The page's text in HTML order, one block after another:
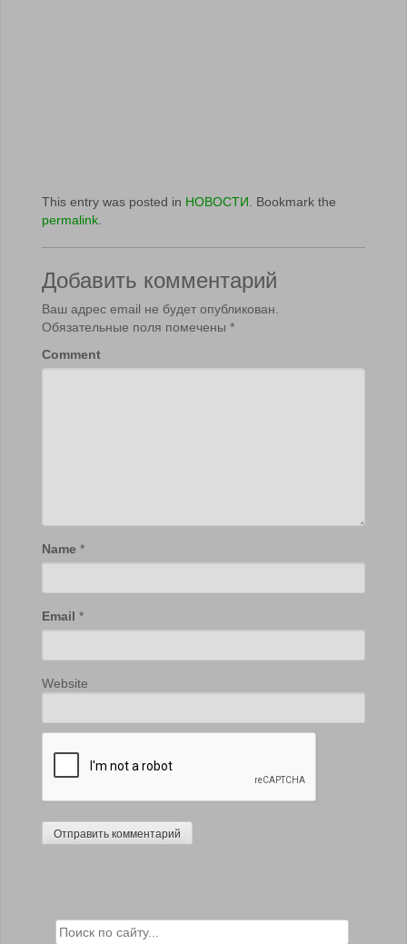
This entry was posted in НОВОСТИ . Bookmark the
permalink
Добавить комментарий
Ваш адрес email не будет опубликован.
Обязательные поля помечены *
Comment
Name *
Email *
Website
Search for: